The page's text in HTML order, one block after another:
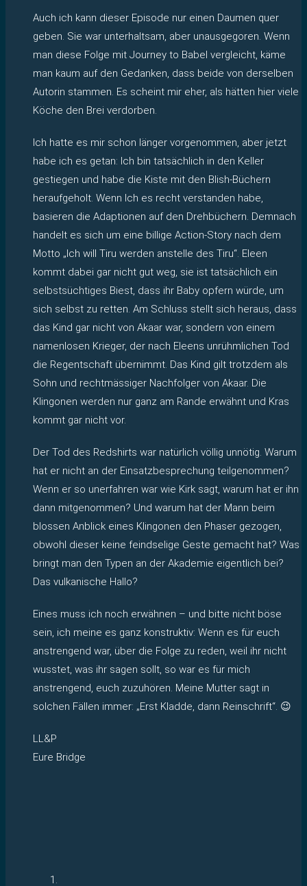
Auch ich kann dieser Episode nur einen Daumen quer
geben. Sie war unterhaltsam, aber unausgegoren. Wenn
man diese Folge mit Journey to Babel vergleicht, käme
man kaum auf den Gedanken, dass beide von derselben
Autorin stammen. Es scheint mir eher, als hätten hier viele
Köche den Brei verdorben.
Ich hatte es mir schon länger vorgenommen, aber jetzt
habe ich es getan: Ich bin tatsächlich in den Keller
gestiegen und habe die Kiste mit den Blish-Büchern
heraufgeholt. Wenn Ich es recht verstanden habe,
basieren die Adaptionen auf den Drehbüchern. Demnach
handelt es sich um eine billige Action-Story nach dem
Motto „Ich will Tiru werden anstelle des Tiru“. Eleen
kommt dabei gar nicht gut weg, sie ist tatsächlich ein
selbstsüchtiges Biest, dass ihr Baby opfern würde, um
sich selbst zu retten. Am Schluss stellt sich heraus, dass
das Kind gar nicht von Akaar war, sondern von einem
namenlosen Krieger, der nach Eleens unrühmlichen Tod
die Regentschaft übernimmt. Das Kind gilt trotzdem als
Sohn und rechtmässiger Nachfolger von Akaar. Die
Klingonen werden nur ganz am Rande erwähnt und Kras
kommt gar nicht vor.
Der Tod des Redshirts war natürlich völlig unnötig. Warum
hat er nicht an der Einsatzbesprechung teilgenommen?
Wenn er so unerfahren war wie Kirk sagt, warum hat er ihn
dann mitgenommen? Und warum hat der Mann beim
blossen Anblick eines Klingonen den Phaser gezogen,
obwohl dieser keine feindselige Geste gemacht hat? Was
bringt man den Typen an der Akademie eigentlich bei?
Das vulkanische Hallo?
Eines muss ich noch erwähnen – und bitte nicht böse
sein, ich meine es ganz konstruktiv: Wenn es für euch
anstrengend war, über die Folge zu reden, weil ihr nicht
wusstet, was ihr sagen sollt, so war es für mich
anstrengend, euch zuzuhören. Meine Mutter sagt in
solchen Fällen immer: „Erst Kladde, dann Reinschrift“. 😉
LL&P
Eure Bridge